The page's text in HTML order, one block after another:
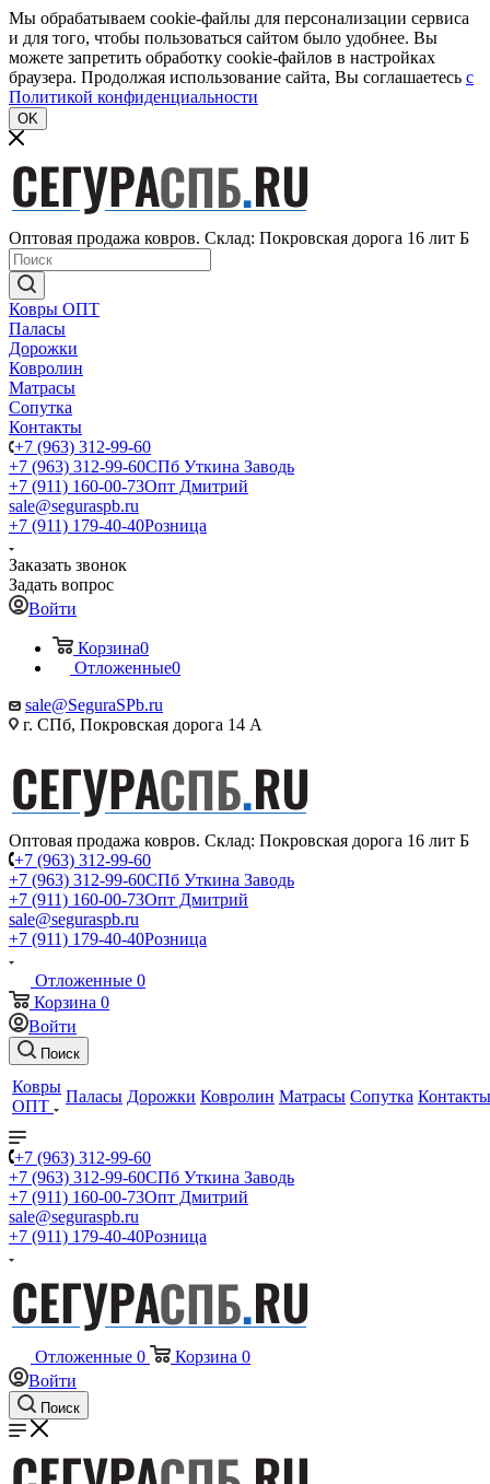
Мы обрабатываем cookie-файлы для персонализации сервиса
и для того, чтобы пользоваться сайтом было удобнее. Вы
можете запретить обработку cookie-файлов в настройках
браузера. Продолжая использование сайта, Вы соглашаетесь c
Политикой конфиденциальности
OK
Оптовая продажа ковров. Склад: Покровская дорога 16 лит Б
Ковры ОПТ
Паласы
Дорожки
Ковролин
Матрасы
Сопутка
Контакты
+7 (963) 312-99-60
+7 (963) 312-99-60СПб Уткина Заводь
+7 (911) 160-00-73Опт Дмитрий
sale@seguraspb.ru
+7 (911) 179-40-40Розница
Заказать звонок
Задать вопрос
Войти
Корзина0
Отложенные0
sale@SeguraSPb.ru
г. СПб, Покровская дорога 14 А
Оптовая продажа ковров. Склад: Покровская дорога 16 лит Б
+7 (963) 312-99-60
+7 (963) 312-99-60СПб Уткина Заводь
+7 (911) 160-00-73Опт Дмитрий
sale@seguraspb.ru
+7 (911) 179-40-40Розница
Отложенные 0
Корзина 0
Войти
Поиск
Ковры
ОПТ
Паласы Дорожки Ковролин Матрасы Сопутка Контакты
+7 (963) 312-99-60
+7 (963) 312-99-60СПб Уткина Заводь
+7 (911) 160-00-73Опт Дмитрий
sale@seguraspb.ru
+7 (911) 179-40-40Розница
Отложенные 0 Корзина 0
Войти
Поиск